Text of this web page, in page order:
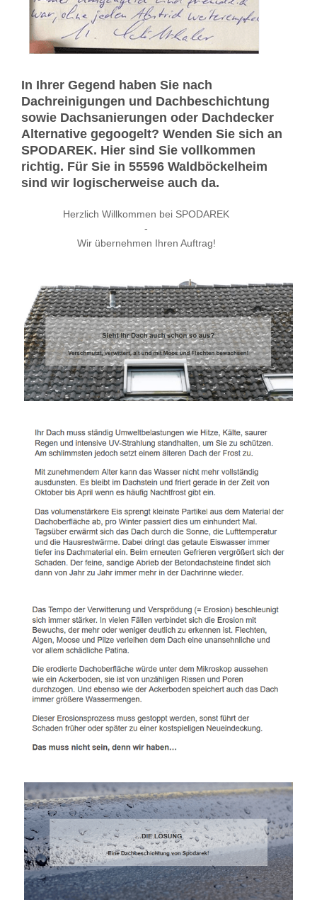
In Ihrer Gegend haben Sie nach
Dachreinigungen und Dachbeschichtung
sowie Dachsanierungen oder Dachdecker
Alternative gegoogelt? Wenden Sie sich an
SPODAREK. Hier sind Sie vollkommen
richtig. Für Sie in 55596 Waldböckelheim
sind wir logischerweise auch da.
Herzlich Willkommen bei SPODAREK
-
Wir übernehmen Ihren Auftrag!